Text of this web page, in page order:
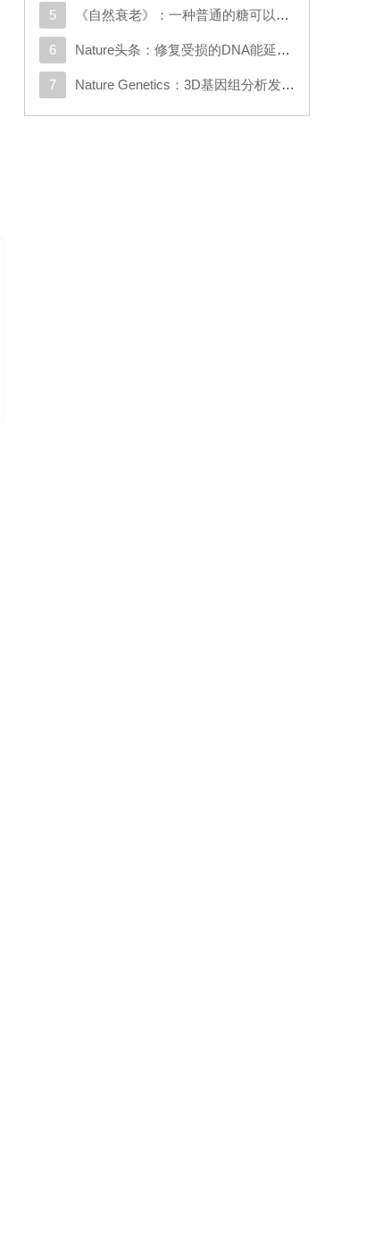
5 《自然衰老》：一种普通的糖可以帮助癌细胞挣脱并扩散
6 Nature头条：修复受损的DNA能延长寿命吗？
7 Nature Genetics：3D基因组分析发现与克罗恩病相关的新基因